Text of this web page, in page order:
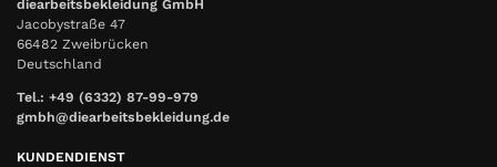
diearbeitsbekleidung GmbH
Jacobystraße 47
66482 Zweibrücken
Deutschland
Tel.: +49 (6332) 87-99-979
gmbh@diearbeitsbekleidung.de
KUNDENDIENST